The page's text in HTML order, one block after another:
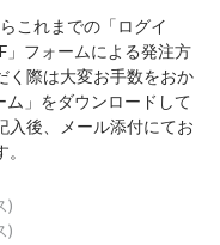
これまでの「ログイ
」フォームによる発注方
く際は大変お手数をおか
ム」をダウンロードして
入後、メール添付にてお
)
)